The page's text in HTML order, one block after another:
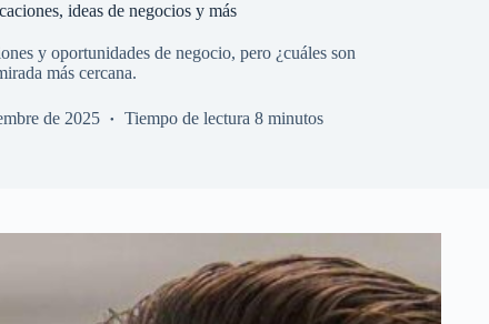
ideas de negocios y más
y oportunidades de negocio, pero ¿cuáles son
más cercana.
de 2025 Tiempo de lectura 8 minutos